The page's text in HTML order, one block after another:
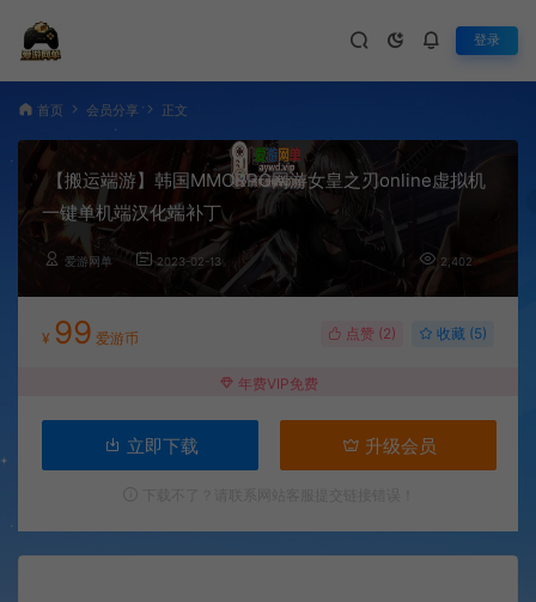
登录
首页 会员分享 正文
【搬运端游】韩国MMORPG网游女皇之刃online虚拟机
一键单机端汉化端补丁
爱游网单 2023-02-13 2,402
¥ 99 爱游币 点赞 (2) 收藏 (5)
年费VIP免费
立即下载 升级会员